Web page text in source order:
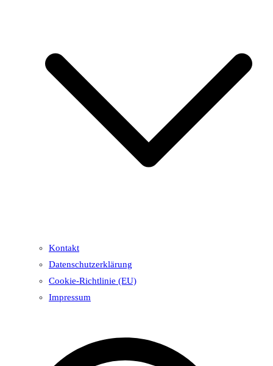
Kontakt
Datenschutzerklärung
Cookie-Richtlinie (EU)
Impressum